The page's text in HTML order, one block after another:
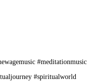
#meditationmusic
#spiritualworld